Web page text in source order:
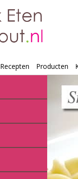
Recepten Producten